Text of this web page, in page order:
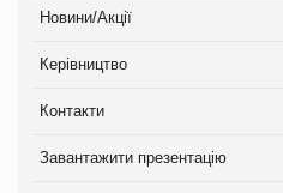
Новини/Акції
Керівництво
Контакти
Завантажити презентацію